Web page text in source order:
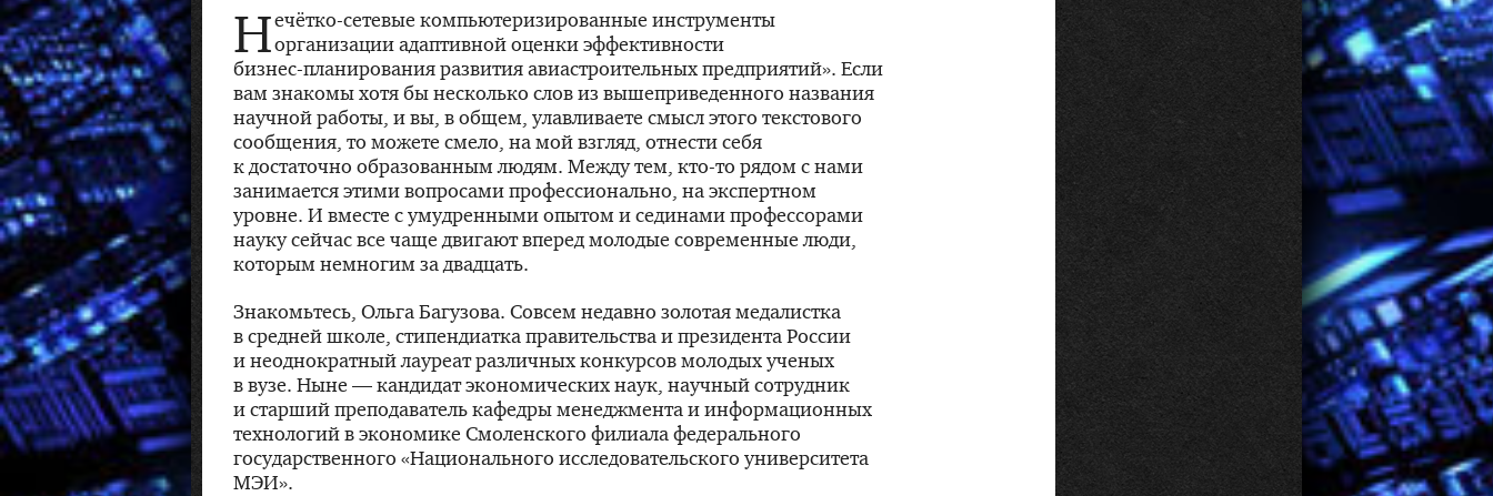
Нечётко-сетевые компьютеризированные инструменты
организации адаптивной оценки эффективности
бизнес-планированияразвития авиастроительных предприятий». Если
вам знакомы хотя бы несколько слов из вышеприведенного названия
научной работы, и вы, в общем, улавливаете смысл этого текстового
сообщения, то можете смело, на мой взгляд, отнести себя
к достаточно образованным людям. Между тем, кто-то рядом с нами
занимается этими вопросами профессионально, на экспертном
уровне. И вместе с умудренными опытом и сединами профессорами
науку сейчас все чаще двигают вперед молодые современные люди,
которым немногим за двадцать.
Знакомьтесь, Ольга Багузова. Совсем недавно золотая медалистка
в средней школе, стипендиатка правительства и президента России
и неоднократный лауреат различных конкурсов молодых ученых
в вузе. Ныне — кандидат экономических наук, научный сотрудник
и старший преподаватель кафедры менеджмента и информационных
технологий в экономике Смоленского филиала федерального
государственного «Национального исследовательского университета
МЭИ».